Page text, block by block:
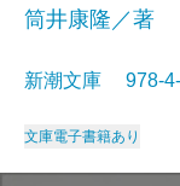
筒井康隆／著
新潮文庫 978-
文庫電子書籍あり